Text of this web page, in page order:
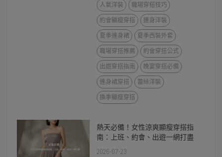
人氣洋裝
職場穿搭技巧
約會顯瘦穿搭
連身洋裝
夏季連身裙
夏季西裝外套
職場穿搭推薦
約會穿搭公式
出遊穿搭指南
晚宴穿搭必備
連身裙穿搭
蕾絲洋裝
換季顯瘦穿搭
熱天必備！女性涼爽顯瘦穿搭指
南：上班、約會、出遊一網打盡
2026-07-23